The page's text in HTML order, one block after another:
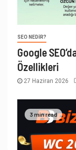
SEO NEDIR?
Google
Özellikleri
27 Haziran 2026
3 min read